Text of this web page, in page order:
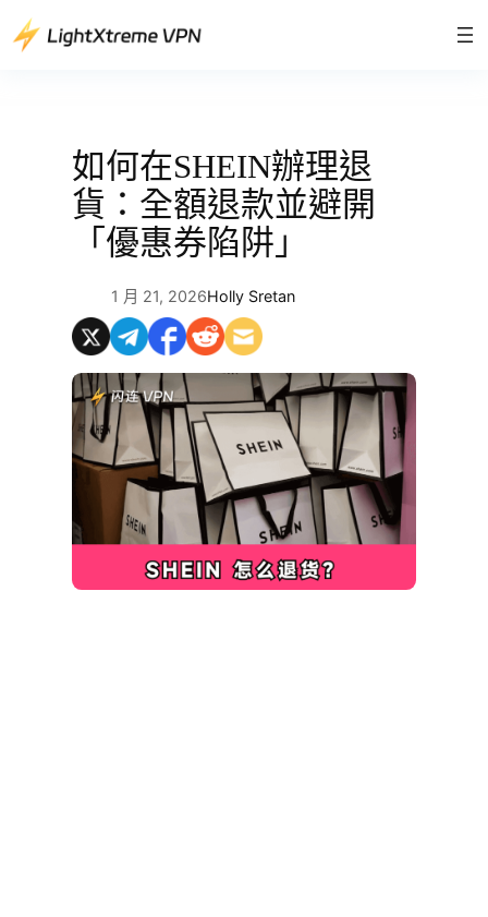
至
如何在SHEIN辦理退
貨：全額退款並避開
「優惠券陷阱」
1 月 21, 2026Holly Sretan